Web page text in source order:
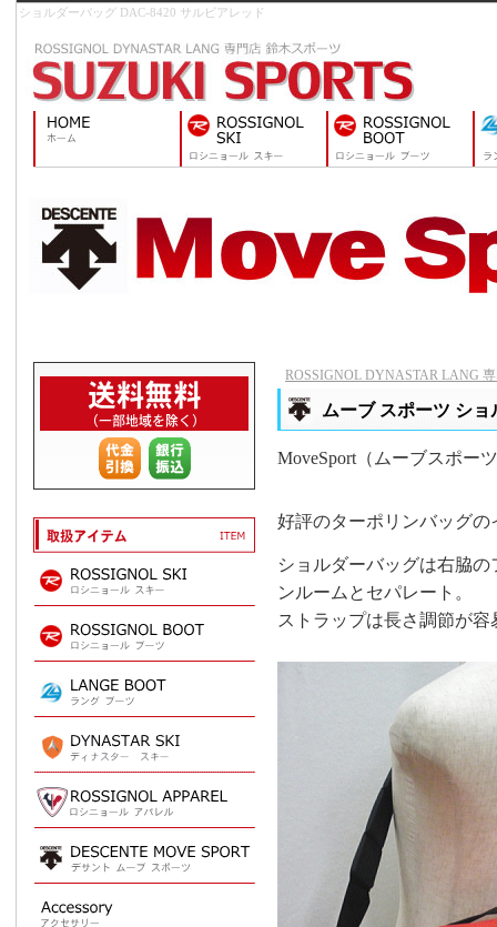
ショルダーバッグ DAC-8420 サルビアレッド
ROSSIGNOL DYNASTAR LANG
ムーブ スポーツ シ
MoveSport（ムーブスポー
好評のターポリンバッグ
ショルダーバッグは右脇
ンルームとセパレート。
ストラップは長さ調節が